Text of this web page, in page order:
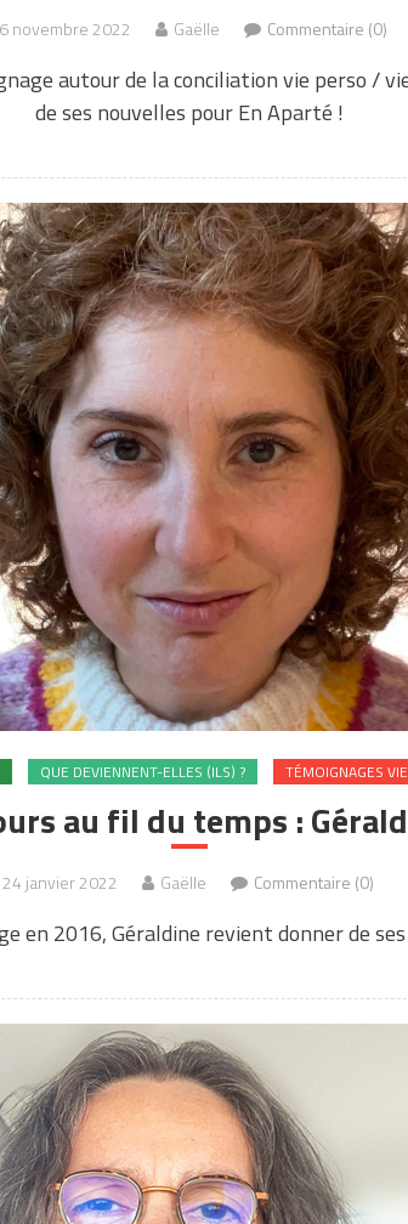
novembre 2022 Gaëlle Commentaire (0)
autour de la conciliation vie perso /
de ses nouvelles pour En Aparté !
QUE DEVIENNENT-ELLES (ILS) ? TÉMOIGNAGES
au fil du temps :
24 janvier 2022 Gaëlle Commentaire (0)
en 2016, Géraldine revient donner de